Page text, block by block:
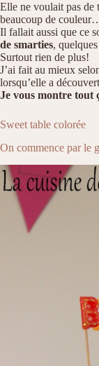
Elle ne voulait pas de
beaucoup de
Il fallait aussi que ce
de smarties,
Surtout rien de plus!
J’ai fait au mieux
lorsqu’elle a
Je vous montre tout
Sweet table colorée
On commence par le